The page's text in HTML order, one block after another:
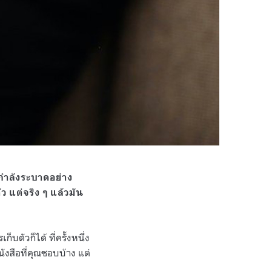
ลังระบาดอย่าง
แต่จริง ๆ แล้วมัน
ก็บตัวก็ได้ ที่ครั้งหนึ่ง
งสือที่คุณชอบบ้าง แต่